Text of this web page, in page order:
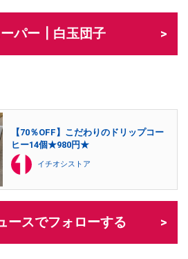
パー┃白玉団子
【70％OFF】こだわりのドリップコー
ヒー14個★980円★
イチオシストア
ースでフォローする